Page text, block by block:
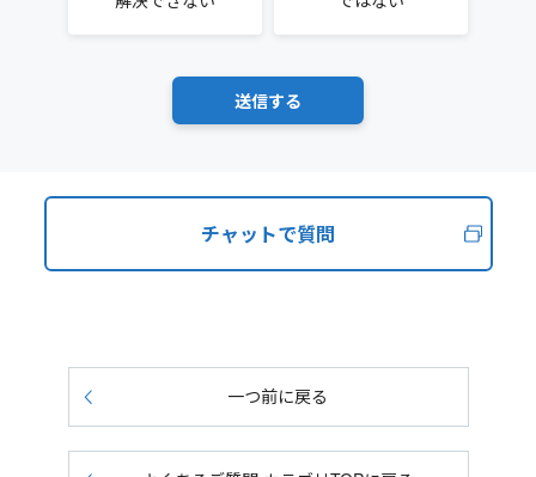
チャットで質問
一つ前に戻る